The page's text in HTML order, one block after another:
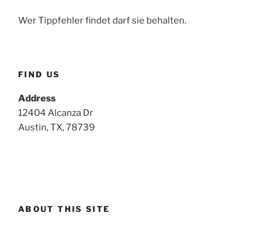
Wer Tippfehler findet darf sie behalten.
FIND US
Address
12404 Alcanza Dr
Austin, TX, 78739
ABOUT THIS SITE